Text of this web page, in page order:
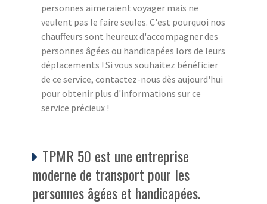
personnes aimeraient voyager mais ne
veulent pas le faire seules. C'est pourquoi nos
chauffeurs sont heureux d'accompagner des
personnes âgées ou handicapées lors de leurs
déplacements ! Si vous souhaitez bénéficier
de ce service, contactez-nous dès aujourd'hui
pour obtenir plus d'informations sur ce
service précieux !
TPMR 50 est une entreprise
moderne de transport pour les
personnes âgées et handicapées.